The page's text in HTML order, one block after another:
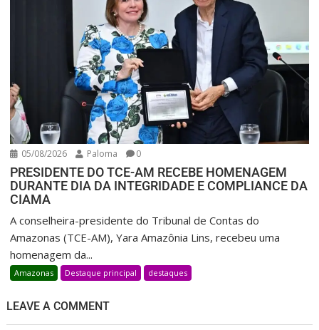
05/08/2026 Paloma 0
PRESIDENTE DO TCE-AM RECEBE HOMENAGEM
DURANTE DIA DA INTEGRIDADE E COMPLIANCE DA
CIAMA
A conselheira-presidente do Tribunal de Contas do
Amazonas (TCE-AM), Yara Amazônia Lins, recebeu uma
homenagem da...
Amazonas Destaque principal destaques
LEAVE A COMMENT